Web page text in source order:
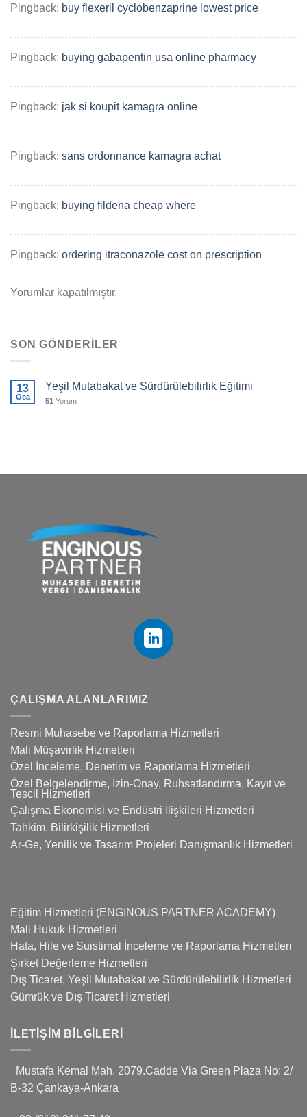
SON GÖNDERILER
13
Oca
Yeşil Mutabakat ve Sürdürülebilirlik Eğitimi
51 Yorum
Pingback: buy flexeril cyclobenzaprine lowest price
Pingback: buying gabapentin usa online pharmacy
Pingback: jak si koupit kamagra online
Pingback: sans ordonnance kamagra achat
Pingback: buying fildena cheap where
Pingback: ordering itraconazole cost on prescription
Yorumlar kapatılmıştır.
ÇALIŞMA ALANLARIMIZ
Resmi Muhasebe ve Raporlama Hizmetleri
Mali Müşavirlik Hizmetleri
Özel İnceleme, Denetim ve Raporlama Hizmetleri
Özel Belgelendirme, İzin-Onay, Ruhsatlandırma, Kayıt ve
Tescil Hizmetleri
Çalışma Ekonomisi ve Endüstri İlişkileri Hizmetleri
Tahkim, Bilirkişilik Hizmetleri
Ar-Ge, Yenilik ve Tasarım Projeleri Danışmanlık Hizmetleri
Eğitim Hizmetleri (ENGINOUS PARTNER ACADEMY)
Mali Hukuk Hizmetleri
Hata, Hile ve Suistimal İnceleme ve Raporlama Hizmetleri
Şirket Değerleme Hizmetleri
Dış Ticaret, Yeşil Mutabakat ve Sürdürülebilirlik Hizmetleri
Gümrük ve Dış Ticaret Hizmetleri
İLETIŞIM BILGILERI
Mustafa Kemal Mah. 2079.Cadde Via Green Plaza No: 2/
B-32 Çankaya-Ankara